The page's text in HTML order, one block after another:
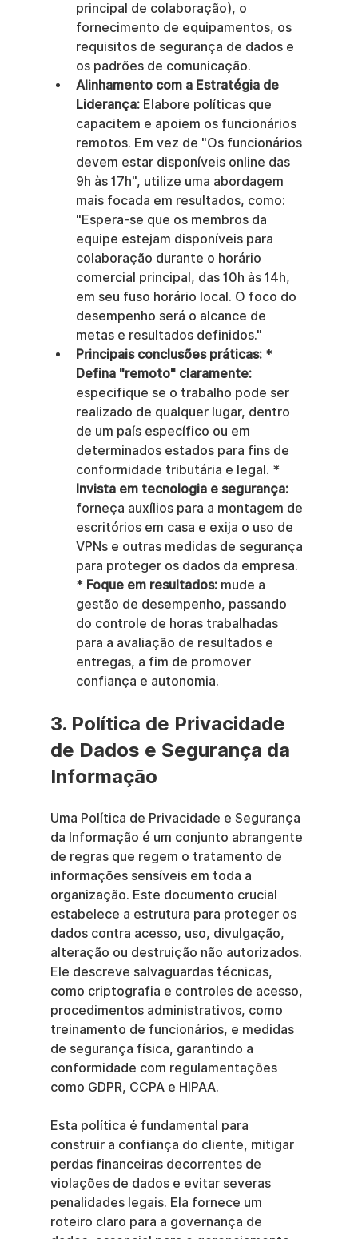
principal de colaboração), o
fornecimento de equipamentos, os
requisitos de segurança de dados e
os padrões de comunicação.
Alinhamento com a Estratégia de
Liderança: Elabore políticas que
capacitem e apoiem os funcionários
remotos. Em vez de "Os funcionários
devem estar disponíveis online das
9h às 17h", utilize uma abordagem
mais focada em resultados, como:
"Espera-se que os membros da
equipe estejam disponíveis para
colaboração durante o horário
comercial principal, das 10h às 14h,
em seu fuso horário local. O foco do
desempenho será o alcance de
metas e resultados definidos."
Principais conclusões práticas: *
Defina "remoto" claramente:
especifique se o trabalho pode ser
realizado de qualquer lugar, dentro
de um país específico ou em
determinados estados para fins de
conformidade tributária e legal. *
Invista em tecnologia e segurança:
forneça auxílios para a montagem de
escritórios em casa e exija o uso de
VPNs e outras medidas de segurança
para proteger os dados da empresa.
* Foque em resultados: mude a
gestão de desempenho, passando
do controle de horas trabalhadas
para a avaliação de resultados e
entregas, a fim de promover
confiança e autonomia.
3. Política de Privacidade
de Dados e Segurança da
Informação
Uma Política de Privacidade e Segurança
da Informação é um conjunto abrangente
de regras que regem o tratamento de
informações sensíveis em toda a
organização. Este documento crucial
estabelece a estrutura para proteger os
dados contra acesso, uso, divulgação,
alteração ou destruição não autorizados.
Ele descreve salvaguardas técnicas,
como criptografia e controles de acesso,
procedimentos administrativos, como
treinamento de funcionários, e medidas
de segurança física, garantindo a
conformidade com regulamentações
como GDPR, CCPA e HIPAA.
Esta política é fundamental para
construir a confiança do cliente, mitigar
perdas financeiras decorrentes de
violações de dados e evitar severas
penalidades legais. Ela fornece um
roteiro claro para a governança de